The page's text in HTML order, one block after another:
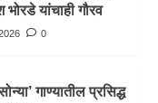
यांचाही गौरव
0
गाण्यातील प्रसिद्ध